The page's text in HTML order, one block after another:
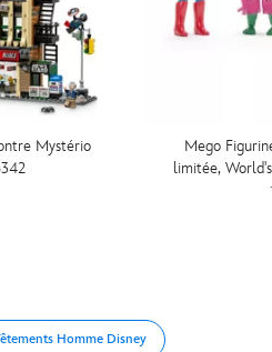
Mystério
Mego
limitée,
Homme Disney